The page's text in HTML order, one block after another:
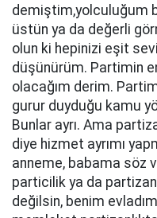
demiştim,yolculuğum
üstün ya da değerli
olun ki hepinizi eşit
düşünürüm. Partimin
olacağım derim.
gurur duyduğu kamu
Bunlar ayrı. Ama
diye hizmet ayrımı
anneme, babama söz
particilik ya da
değilsin, benim